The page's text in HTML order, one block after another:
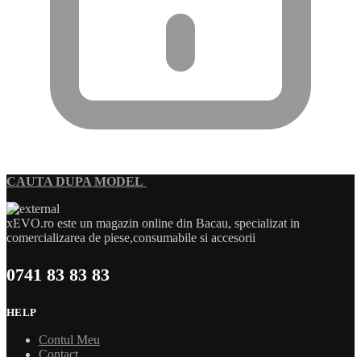
CAUTA DUPA MODEL
xEVO.ro este un magazin online din Bacau, specializat in
comercializarea de piese,consumabile si accesorii
0741 83 83 83
HELP
Contul Meu